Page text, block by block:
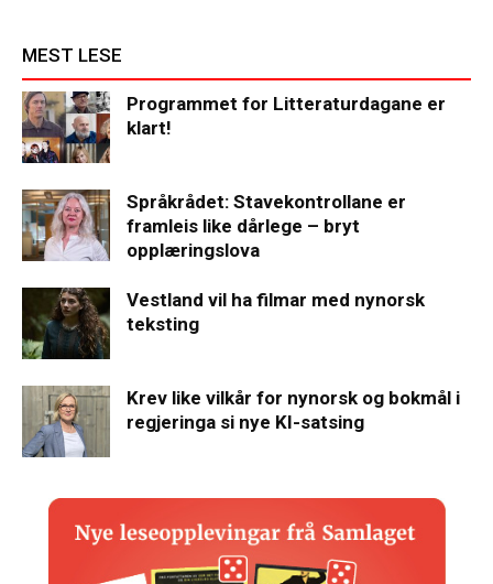
MEST LESE
Programmet for Litteraturdagane er
klart!
Språkrådet: Stavekontrollane er
framleis like dårlege – bryt
opplæringslova
Vestland vil ha filmar med nynorsk
teksting
Krev like vilkår for nynorsk og bokmål i
regjeringa si nye KI-satsing